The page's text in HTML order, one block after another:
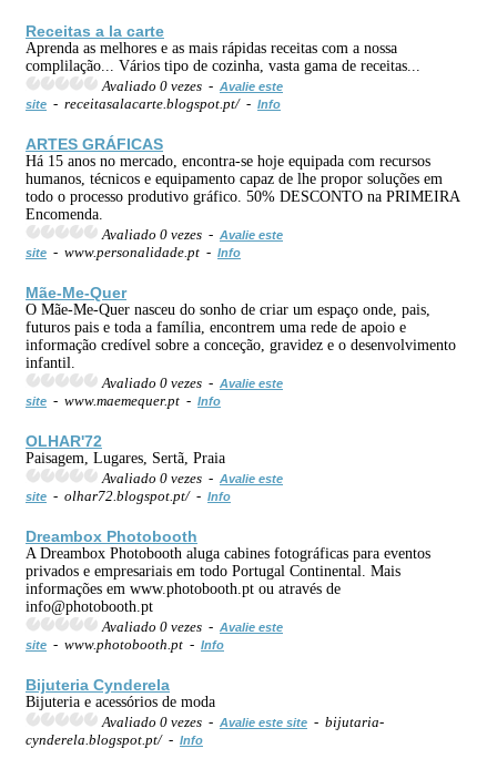
Receitas a la carte
Aprenda as melhores e as mais rápidas receitas com a nossa
complilação... Vários tipo de cozinha, vasta gama de receitas...
Avaliado 0 vezes - Avalie este
site - receitasalacarte.blogspot.pt/ - Info
ARTES GRÁFICAS
Há 15 anos no mercado, encontra-se hoje equipada com recursos
humanos, técnicos e equipamento capaz de lhe propor soluções em
todo o processo produtivo gráfico. 50% DESCONTO na PRIMEIRA
Encomenda.
Avaliado 0 vezes - Avalie este
site - www.personalidade.pt - Info
Mãe-Me-Quer
O Mãe-Me-Quer nasceu do sonho de criar um espaço onde, pais,
futuros pais e toda a família, encontrem uma rede de apoio e
informação credível sobre a conceção, gravidez e o desenvolvimento
infantil.
Avaliado 0 vezes - Avalie este
site - www.maemequer.pt - Info
OLHAR'72
Paisagem, Lugares, Sertã, Praia
Avaliado 0 vezes - Avalie este
site - olhar72.blogspot.pt/ - Info
Dreambox Photobooth
A Dreambox Photobooth aluga cabines fotográficas para eventos
privados e empresariais em todo Portugal Continental. Mais
informações em www.photobooth.pt ou através de
info@photobooth.pt
Avaliado 0 vezes - Avalie este
site - www.photobooth.pt - Info
Bijuteria Cynderela
Bijuteria e acessórios de moda
Avaliado 0 vezes - Avalie este site - bijutaria-
cynderela.blogspot.pt/ - Info